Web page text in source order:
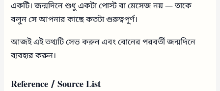
একটি। জন্মদিনে শুধু একটা পোস্ট বা মেসেজ নয় — তাকে
বলুন সে আপনার কাছে কতটা গুরুত্বপূর্ণ।
আজই এই তথ্যটি সেভ করুন এবং বোনের পরবর্তী জন্মদিনে
ব্যবহার করুন।
Reference / Source List